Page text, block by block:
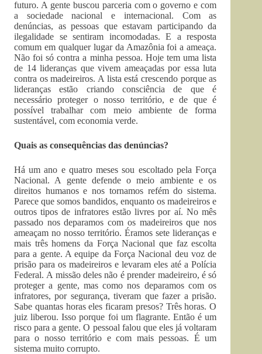
futuro. A gente buscou parceria com o governo e com
a sociedade nacional e internacional. Com as
denúncias, as pessoas que estavam participando da
ilegalidade se sentiram incomodadas. E a resposta
comum em qualquer lugar da Amazônia foi a ameaça.
Não foi só contra a minha pessoa. Hoje tem uma lista
de 14 lideranças que vivem ameaçadas por essa luta
contra os madeireiros. A lista está crescendo porque as
lideranças estão criando consciência de que é
necessário proteger o nosso território, e de que é
possível trabalhar com meio ambiente de forma
sustentável, com economia verde.
Quais as consequências das denúncias?
Há um ano e quatro meses sou escoltado pela Força
Nacional. A gente defende o meio ambiente e os
direitos humanos e nos tornamos refém do sistema.
Parece que somos bandidos, enquanto os madeireiros e
outros tipos de infratores estão livres por aí. No mês
passado nos deparamos com os madeireiros que nos
ameaçam no nosso território. Éramos sete lideranças e
mais três homens da Força Nacional que faz escolta
para a gente. A equipe da Força Nacional deu voz de
prisão para os madeireiros e levaram eles até a Polícia
Federal. A missão deles não é prender madeireiro, é só
proteger a gente, mas como nos deparamos com os
infratores, por segurança, tiveram que fazer a prisão.
Sabe quantas horas eles ficaram presos? Três horas. O
juiz liberou. Isso porque foi um flagrante. Então é um
risco para a gente. O pessoal falou que eles já voltaram
para o nosso território e com mais pessoas. É um
sistema muito corrupto.